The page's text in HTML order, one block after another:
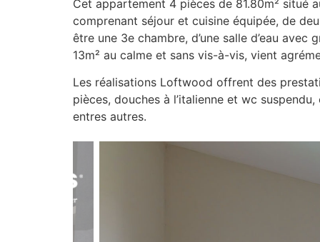
Cet appartement 4 pièces de 81.80m² situé
comprenant séjour et cuisine équipée, de
être une 3e chambre, d’une salle d’eau avec
13m² au calme et sans vis-à-vis, vient
Les réalisations Loftwood offrent des
pièces, douches à l’italienne et wc
entres autres.